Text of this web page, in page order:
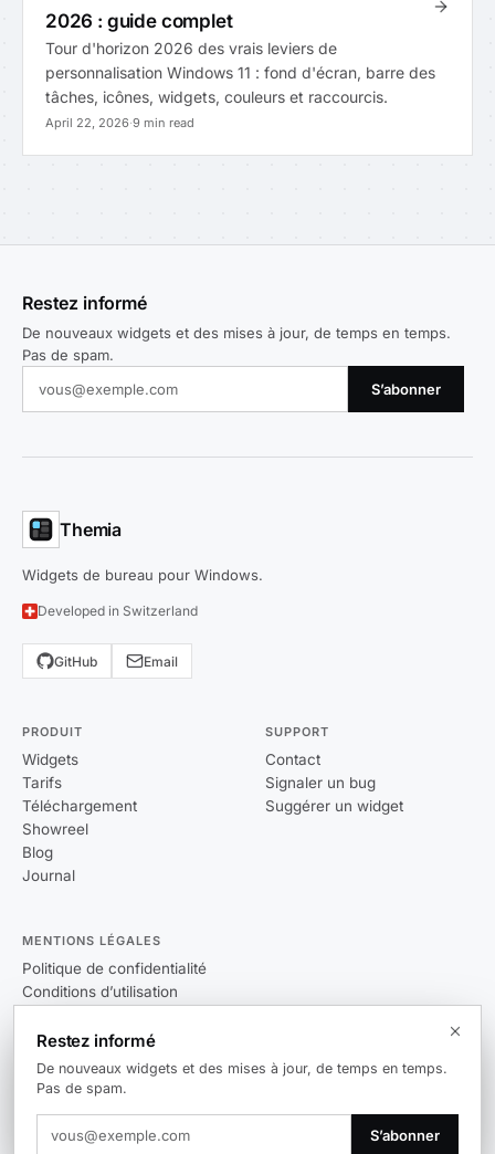
2026 : guide complet
Tour d'horizon 2026 des vrais leviers de
personnalisation Windows 11 : fond d'écran, barre des
tâches, icônes, widgets, couleurs et raccourcis.
April 22, 2026·9 min read
Restez informé
De nouveaux widgets et des mises à jour, de temps en temps.
Pas de spam.
S’abonner
Themia
Widgets de bureau pour Windows.
Developed in Switzerland
GitHub Email
PRODUIT
Widgets
Tarifs
Téléchargement
Showreel
Blog
Journal
SUPPORT
Contact
Signaler un bug
Suggérer un widget
MENTIONS LÉGALES
Politique de confidentialité
Conditions d’utilisation
Windows 10 / 11
Restez informé
De nouveaux widgets et des mises à jour, de temps en temps.
Pas de spam.
S’abonner